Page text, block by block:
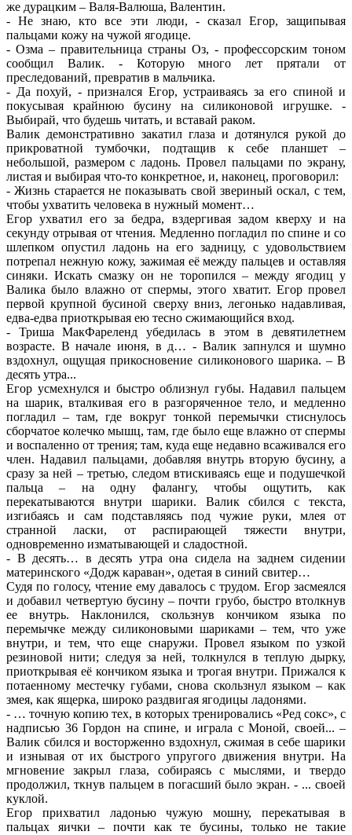
же дурацким – Валя-Валюша, Валентин.
- Не знаю, кто все эти люди, - сказал Егор, защипывая
пальцами кожу на чужой ягодице.
- Озма – правительница страны Оз, - профессорским тоном
сообщил Валик. - Которую много лет прятали от
преследований, превратив в мальчика.
- Да похуй, - признался Егор, устраиваясь за его спиной и
покусывая крайнюю бусину на силиконовой игрушке. -
Выбирай, что будешь читать, и вставай раком.
Валик демонстративно закатил глаза и дотянулся рукой до
прикроватной тумбочки, подтащив к себе планшет –
небольшой, размером с ладонь. Провел пальцами по экрану,
листая и выбирая что-то конкретное, и, наконец, проговорил:
- Жизнь старается не показывать свой звериный оскал, с тем,
чтобы ухватить человека в нужный момент…
Егор ухватил его за бедра, вздергивая задом кверху и на
секунду отрывая от чтения. Медленно погладил по спине и со
шлепком опустил ладонь на его задницу, с удовольствием
потрепал нежную кожу, зажимая её между пальцев и оставляя
синяки. Искать смазку он не торопился – между ягодиц у
Валика было влажно от спермы, этого хватит. Егор провел
первой крупной бусиной сверху вниз, легонько надавливая,
едва-едва приоткрывая ею тесно сжимающийся вход.
- Триша МакФареленд убедилась в этом в девятилетнем
возрасте. В начале июня, в д… - Валик запнулся и шумно
вздохнул, ощущая прикосновение силиконового шарика. – В
десять утра...
Егор усмехнулся и быстро облизнул губы. Надавил пальцем
на шарик, вталкивая его в разгоряченное тело, и медленно
погладил – там, где вокруг тонкой перемычки стиснулось
сборчатое колечко мышц, там, где было еще влажно от спермы
и воспаленно от трения; там, куда еще недавно всаживался его
член. Надавил пальцами, добавляя внутрь вторую бусину, а
сразу за ней – третью, следом втискиваясь еще и подушечкой
пальца – на одну фалангу, чтобы ощутить, как
перекатываются внутри шарики. Валик сбился с текста,
изгибаясь и сам подставляясь под чужие руки, млея от
странной ласки, от распирающей тяжести внутри,
одновременно изматывающей и сладостной.
- В десять… в десять утра она сидела на заднем сидении
материнского «Додж караван», одетая в синий свитер…
Судя по голосу, чтение ему давалось с трудом. Егор засмеялся
и добавил четвертую бусину – почти грубо, быстро втолкнув
ее внутрь. Наклонился, скользнув кончиком языка по
перемычке между силиконовыми шариками – тем, что уже
внутри, и тем, что еще снаружи. Провел языком по узкой
резиновой нити; следуя за ней, толкнулся в теплую дырку,
приоткрывая её кончиком языка и трогая внутри. Прижался к
потаенному местечку губами, снова скользнул языком – как
змея, как ящерка, широко раздвигая ягодицы ладонями.
- … точную копию тех, в которых тренировались «Ред сокс», с
надписью 36 Гордон на спине, и играла с Моной, своей... –
Валик сбился и восторженно вздохнул, сжимая в себе шарики
и изнывая от их быстрого упругого движения внутри. На
мгновение закрыл глаза, собираясь с мыслями, и твердо
продолжил, ткнув пальцем в погасший было экран. - ... своей
куклой.
Егор прихватил ладонью чужую мошну, перекатывая в
пальцах яички – почти как те бусины, только не такие